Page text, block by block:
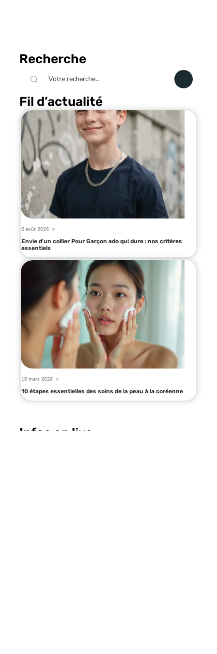
Recherche
Fil d’actualité
6 août 2026
Envie d’un collier Pour Garçon ado qui dure : nos critères
essentiels
10 mars 2026
10 étapes essentielles des soins de la peau à la coréenne
Infos en live